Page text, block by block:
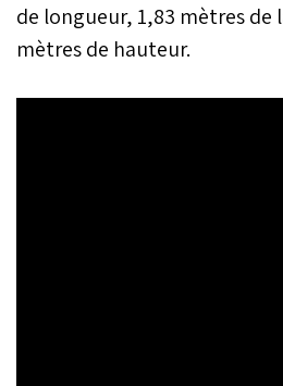
de longueur, 1,83 mètres de
mètres de hauteur.